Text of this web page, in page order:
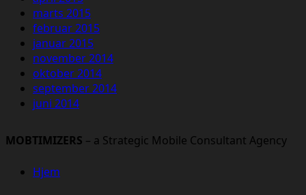
marts 2015
februar 2015
januar 2015
november 2014
oktober 2014
september 2014
juni 2014
MOBTIMIZERS – a Strategic Mobile Consultant Agency
Hjem